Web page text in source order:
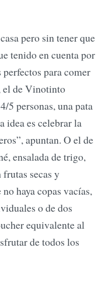
pero sin tener que
tenido en cuenta por
para comer
el de Vinotinto
5 personas, una pata
idea es celebrar la
apuntan. O el de
ensalada de trigo,
secas y
haya copas vacías,
o de dos
equivalente al
de todos los